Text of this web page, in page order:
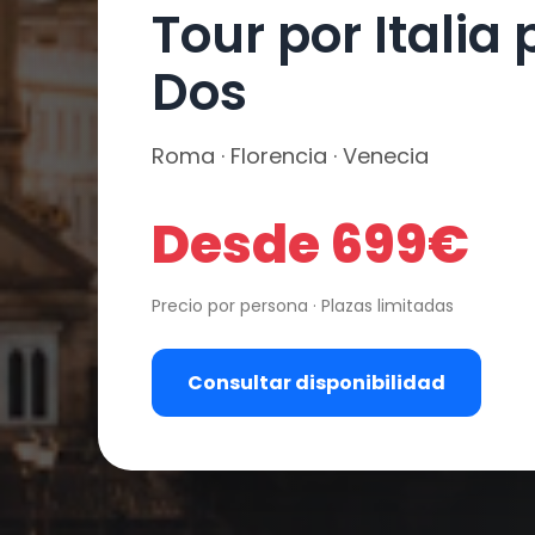
Tour por Italia
Dos
Roma · Florencia · Venecia
Desde 699€
Precio por persona · Plazas limitadas
Consultar disponibilidad